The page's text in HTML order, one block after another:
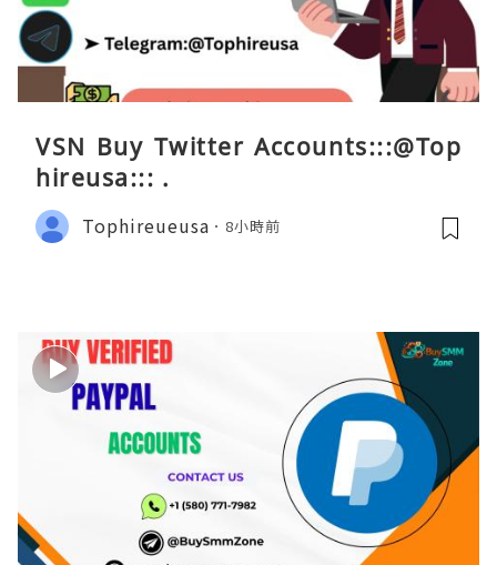
VSN Buy Twitter Accounts:::@Top
hireusa::: .
Tophireueusa 8小時前